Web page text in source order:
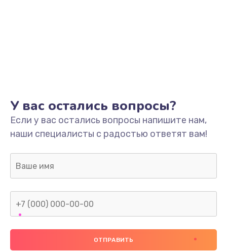
У вас остались вопросы?
Если у вас остались вопросы напишите нам,
наши специалисты с радостью ответят вам!